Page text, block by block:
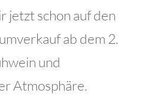
jetzt schon auf den
ab dem 2.
und
Atmosphäre.